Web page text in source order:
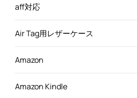
aff対応
Air Tag用レザーケース
Amazon
Amazon Kindle